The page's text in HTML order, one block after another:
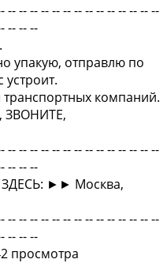
-- -- -- -- -- -- -- -- -- -- -- -- -- --
-- -- --
упакую, отправлю по
транспортных компаний.
ЗВОНИТЕ,
-- -- -- -- -- -- -- -- -- -- -- -- -- --
-- -- --
ЗДЕСЬ: ►► Москва,
-- -- -- -- -- -- -- -- -- -- -- -- -- --
-- -- --
просмотра